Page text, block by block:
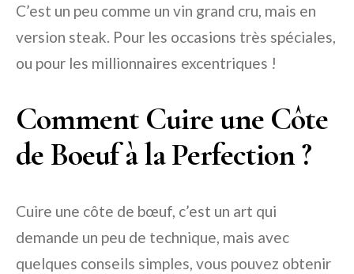
C’est un peu comme un vin grand cru, mais en
version steak. Pour les occasions très spéciales,
ou pour les millionnaires excentriques !
Comment Cuire une Côte
de Boeuf à la Perfection ?
Cuire une côte de bœuf, c’est un art qui
demande un peu de technique, mais avec
quelques conseils simples, vous pouvez obtenir